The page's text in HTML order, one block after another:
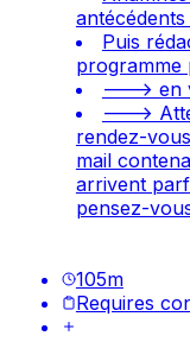
Puis
programme
---> en
--->
rendez-
mail
arrivent
pensez-
105m
Requires